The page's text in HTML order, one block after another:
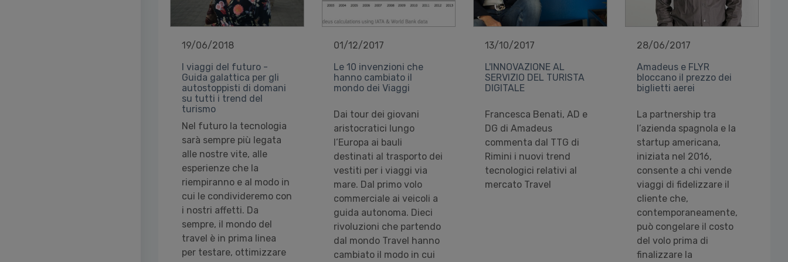
19/06/2018
I viaggi del futuro -
Guida galattica per gli
autostoppisti di domani
su tutti i trend del
turismo
Nel futuro la tecnologia
sarà sempre più legata
alle nostre vite, alle
esperienze che la
riempiranno e al modo in
cui le condivideremo con
i nostri affetti. Da
sempre, il mondo del
travel è in prima linea
per testare, ottimizzare
01/12/2017
Le 10 invenzioni che
hanno cambiato il
mondo dei Viaggi
Dai tour dei giovani
aristocratici lungo
l’Europa ai bauli
destinati al trasporto dei
vestiti per i viaggi via
mare. Dal primo volo
commerciale ai veicoli a
guida autonoma. Dieci
rivoluzioni che partendo
dal mondo Travel hanno
cambiato il modo in cui
13/10/2017
L'INNOVAZIONE AL
SERVIZIO DEL TURISTA
DIGITALE
Francesca Benati, AD e
DG di Amadeus
commenta dal TTG di
Rimini i nuovi trend
tecnologici relativi al
mercato Travel
28/06/2017
Amadeus e FLYR
bloccano il prezzo dei
biglietti aerei
La partnership tra
l’azienda spagnola e la
startup americana,
iniziata nel 2016,
consente a chi vende
viaggi di fidelizzare il
cliente che,
contemporaneamente,
può congelare il costo
del volo prima di
finalizzare la